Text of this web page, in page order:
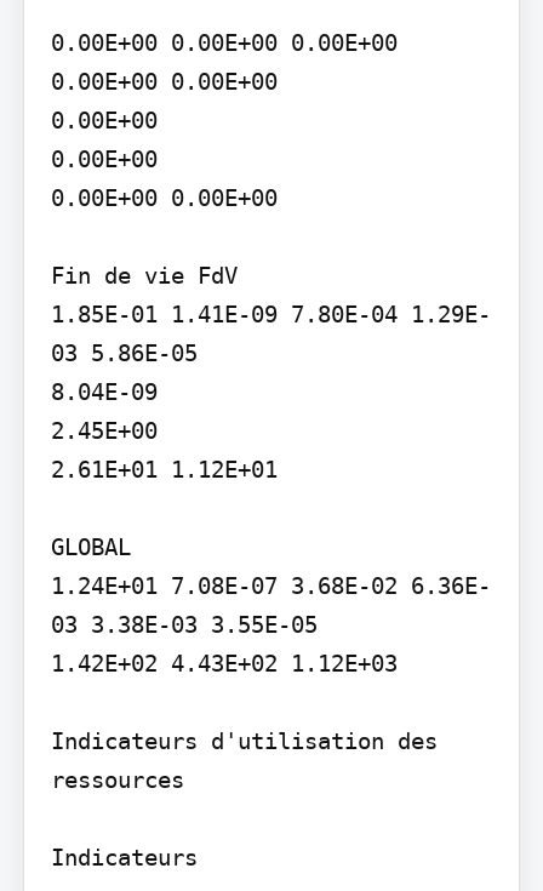
0.00E+00 0.00E+00 0.00E+00
0.00E+00 0.00E+00
0.00E+00
0.00E+00
0.00E+00 0.00E+00
Fin de vie FdV
1.85E-01 1.41E-09 7.80E-04 1.29E-
03 5.86E-05
8.04E-09
2.45E+00
2.61E+01 1.12E+01
GLOBAL
1.24E+01 7.08E-07 3.68E-02 6.36E-
03 3.38E-03 3.55E-05
1.42E+02 4.43E+02 1.12E+03
Indicateurs d'utilisation des
ressources
Indicateurs